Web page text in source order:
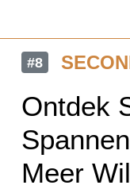
#8
Ontdek
Meer